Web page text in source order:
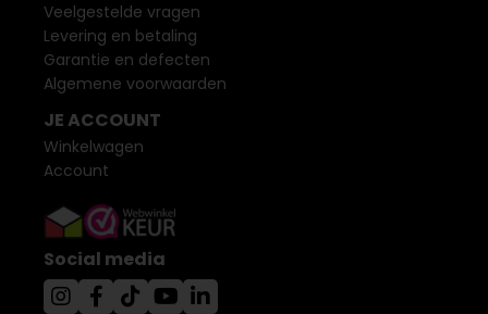
Veelgestelde vragen
Levering en betaling
Garantie en defecten
Algemene voorwaarden
JE ACCOUNT
Winkelwagen
Account
Social media